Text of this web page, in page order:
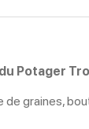
Potager
de graines,